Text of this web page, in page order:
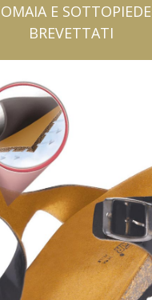
E SOTTOPIEDE
BREVETTATI